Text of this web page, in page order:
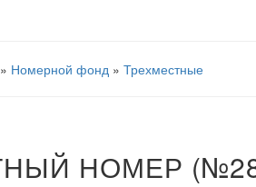
» Номерной фонд » Трехместные
НОМЕР